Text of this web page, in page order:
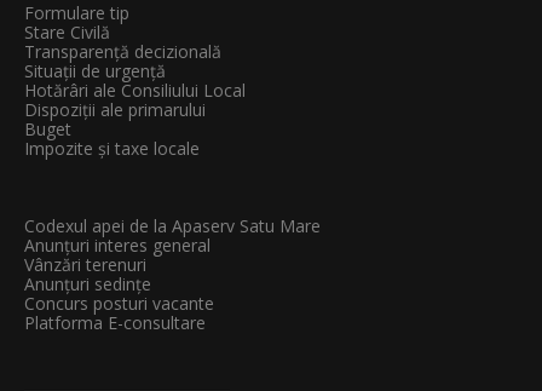
Formulare tip
Stare Civilă
Transparenţă decizională
Situații de urgență
Hotărâri ale Consiliului Local
Dispoziții ale primarului
Buget
Impozite și taxe locale
Codexul apei de la Apaserv Satu Mare
Anunțuri interes general
Vânzări terenuri
Anunțuri sedințe
Concurs posturi vacante
Platforma E-consultare